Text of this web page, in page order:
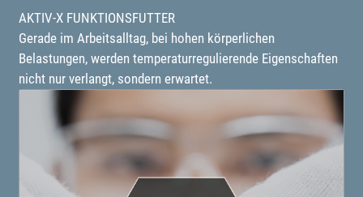
AKTIV-X FUNKTIONSFUTTER
Gerade im Arbeitsalltag, bei hohen körperlichen
Belastungen, werden temperaturregulierende Eigenschaften
nicht nur verlangt, sondern erwartet.